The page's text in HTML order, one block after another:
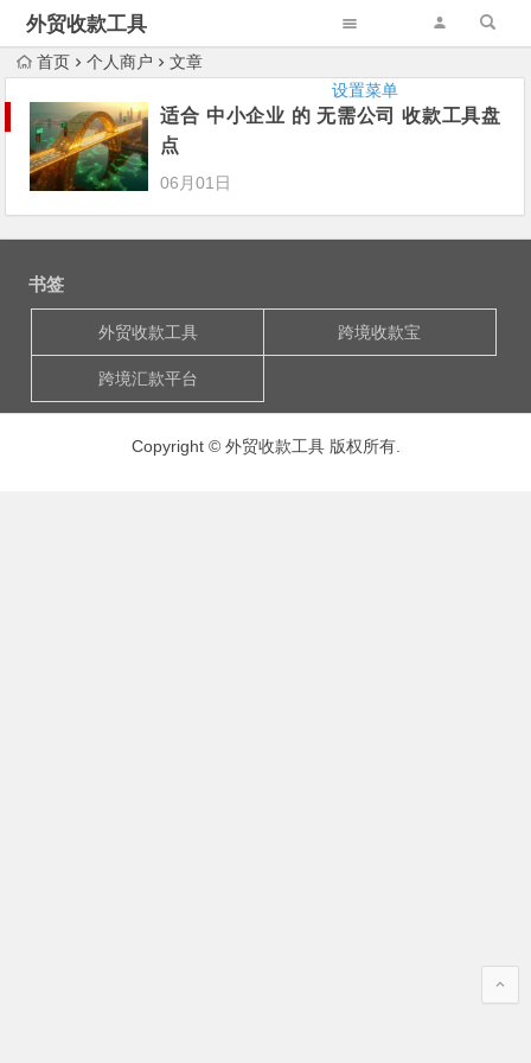
外贸收款工具
设置菜单
首页 个人商户 文章
适合 中小企业 的 无需公司 收款工具盘
点
06月01日
书签
外贸收款工具 跨境收款宝
跨境汇款平台
Copyright © 外贸收款工具 版权所有.